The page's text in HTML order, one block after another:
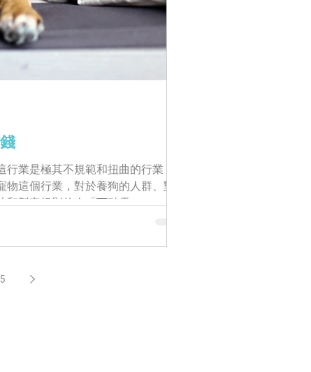
業是極其不規範和扭曲的行業，
這個行業，對於養狗的人群、對
和製定規則的人「下點雪」。
5